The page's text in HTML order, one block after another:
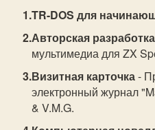
TR-DOS для
Авторская разработка
мультимедиа для ZX
Визитная карточка-
электронный журнал
& V.M.G.